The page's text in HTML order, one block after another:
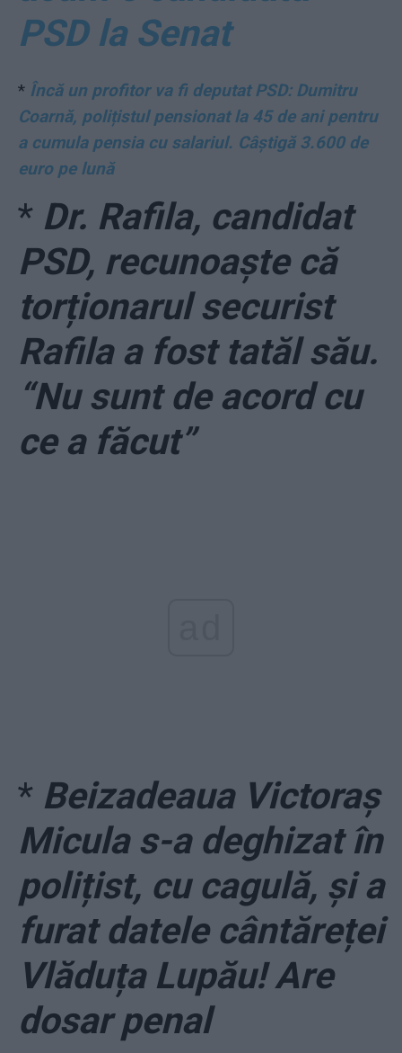
PSD la Senat
* Încă un profitor va fi deputat PSD: Dumitru
Coarnă, polițistul pensionat la 45 de ani pentru
a cumula pensia cu salariul. Câștigă 3.600 de
euro pe lună
* Dr. Rafila, candidat
PSD, recunoaște că
torționarul securist
Rafila a fost tatăl său.
“Nu sunt de acord cu
ce a făcut”
* Beizadeaua Victoraș
Micula s-a deghizat în
polițist, cu cagulă, și a
furat datele cântăreței
Vlăduța Lupău! Are
dosar penal